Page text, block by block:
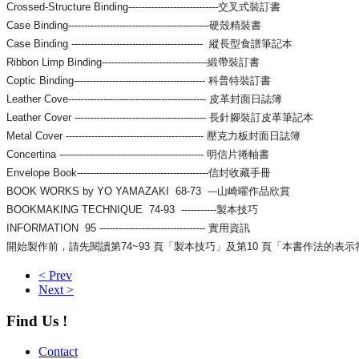
Crossed-Structure Binding----------------------------交叉式裝訂書
Case Binding--------------------------------------------硬殼精裝書
Case Binding ----------------------------------------- 縱長型食譜筆記本
Ribbon Limp Binding---------------------------------緞帶裝訂書
Coptic Binding----------------------------------------- 科普特裝訂書
Leather Cove------------------------------------------- 皮革封面日誌簿
Leather Cover ----------------------------------------- 長針腳裝訂皮革筆記本
Metal Cover ------------------------------------------- 壓克力板封面日誌簿
Concertina --------------------------------------------- 明信片捲軸書
Envelope Book-----------------------------------------信封收藏手冊
BOOK WORKS by YO YAMAZAKI 68-73 ---山崎曜作品欣賞
BOOKMAKING TECHNIQUE 74-93 -----------製本技巧
INFORMATION 95 --------------------------------- 實用資訊
開始製作前，請先閱讀第74~93 頁「製本技巧」及第10 頁「本書作法的表示
< Prev
Next >
Find Us !
Contact